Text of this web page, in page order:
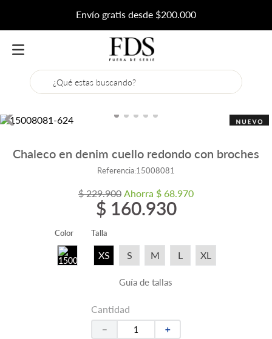
Envío gratis desde $200.000
¿Qué estas buscando?
Chaleco en denim cuello redondo con broches
Referencia:15008081
$ 229.900 Ahorra $ 68.970
$ 160.930
Color Talla
XS S M L XL
Guía de tallas
Cantidad
＋
－